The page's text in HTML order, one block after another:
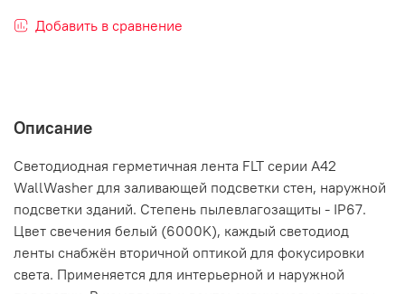
Добавить в сравнение
Описание
Светодиодная герметичная лента FLT серии A42
WallWasher для заливающей подсветки стен, наружной
подсветки зданий. Степень пылевлагозащиты - IP67.
Цвет свечения белый (6000K), каждый светодиод
ленты снабжён вторичной оптикой для фокусировки
света. Применяется для интерьерной и наружной